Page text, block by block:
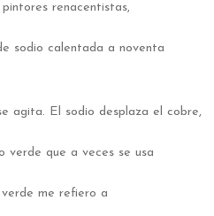
renacentistas,
sodio calentada a noventa
agita. El sodio desplaza el cobre,
verde que a veces se usa
me refiero a